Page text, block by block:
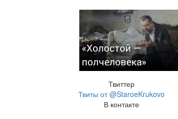
«Холостой —
полчеловека»
Твиттер
Твиты от @StaroeKrukovo
В контакте